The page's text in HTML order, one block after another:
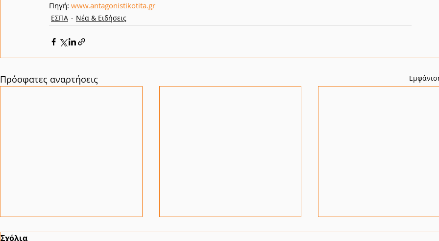
Πηγή: www.antagonistikotita.gr
ΕΣΠΑ Νέα & Ειδήσεις
Πρόσφατες αναρτήσεις
Σχόλια